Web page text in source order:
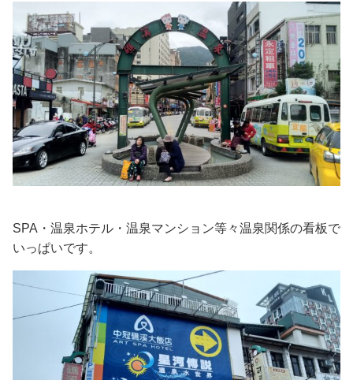
SPA・温泉ホテル・温泉マンション等々温泉関係の看板で
いっぱいです。